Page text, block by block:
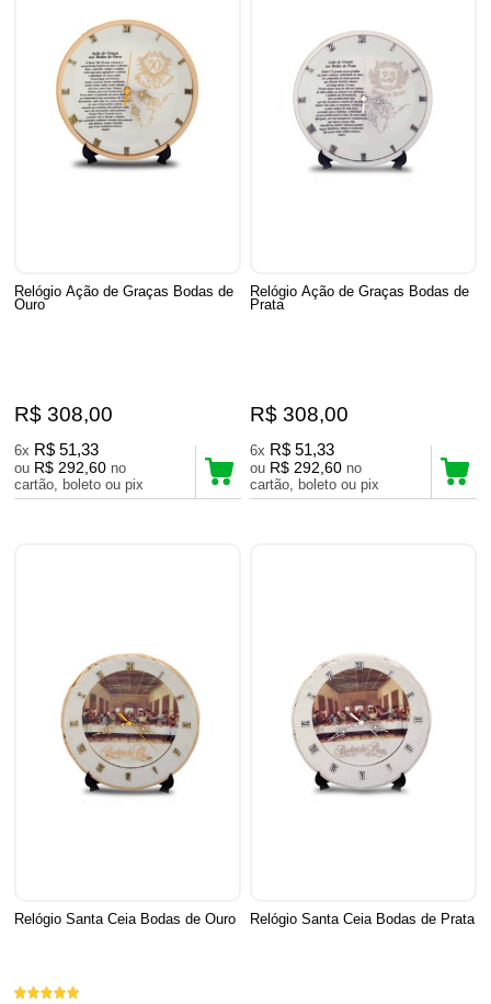
Relógio Ação de Graças Bodas de
Ouro
R$ 308,00
6x R$ 51,33
ou R$ 292,60 no
cartão, boleto ou pix
Relógio Ação de Graças Bodas de
Prata
R$ 308,00
6x R$ 51,33
ou R$ 292,60 no
cartão, boleto ou pix
Relógio Santa Ceia Bodas de Ouro Relógio Santa Ceia Bodas de Prata